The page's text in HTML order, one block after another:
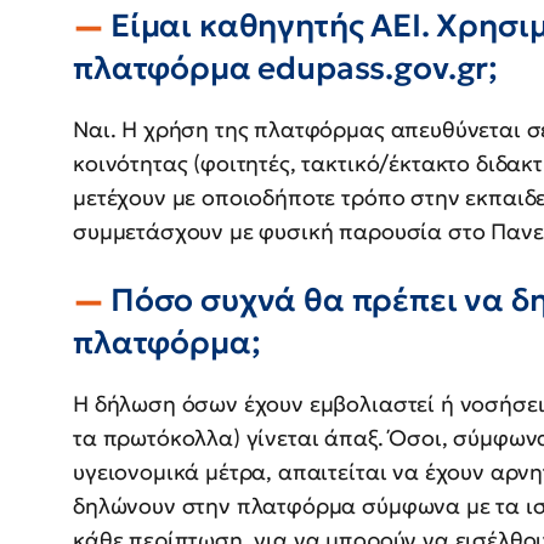
Είμαι καθηγητής ΑΕΙ.
πλατφόρμαedupass.gov.gr;
Ναι. Η χρήση της πλατφόρμας απευθύνεται
κοινότητας (φοιτητές, τακτικό/έκτακτο
μετέχουν με οποιοδήποτε τρόπο στην
συμμετάσχουν με φυσική παρουσία στο
Πόσο συχνά θα πρέπει να
πλατφόρμα;
Η δήλωση όσων έχουν εμβολιαστεί ή
τα πρωτόκολλα) γίνεται άπαξ. Όσοι,
υγειονομικά μέτρα, απαιτείται να έχουν
δηλώνουν στην πλατφόρμα σύμφωνα με τα